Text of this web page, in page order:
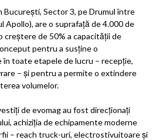
București, Sector 3, pe Drumul între
Apollo), are o suprafață de 4.000 de
creștere de 50% a capacității de
pentru a susține o
toate etapele de lucru – recepție,
– și pentru a permite o extindere
volumelor.
de evomag au fost direcționați
achiziția de echipamente moderne
– reach truck-uri, electrostivuitoare și